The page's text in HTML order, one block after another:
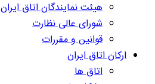
هیئت نمایندگان اتاق ایران
شورای عالی نظارت
قوانین و مقررات
ارکان اتاق ایران
اتاق ها